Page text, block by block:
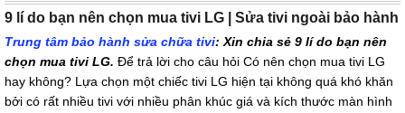
9 lí do bạn nên chọn mua tivi LG | Sửa tivi ngoài bảo hành
Trung tâm bảo hành sửa chữa tivi: Xin chia sẻ 9 lí do bạn nên
chọn mua tivi LG. Để trả lời cho câu hỏi Có nên chọn mua tivi LG
hay không? Lựa chọn một chiếc tivi LG hiện tại không quá khó khăn
bởi có rất nhiều tivi với nhiều phân khúc giá và kích thước màn hình